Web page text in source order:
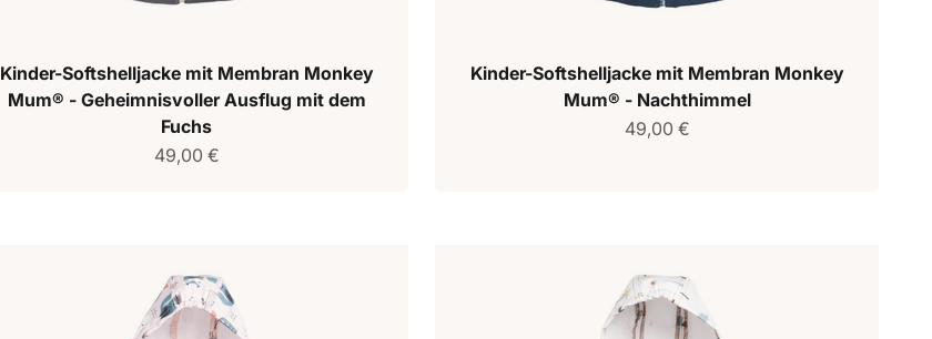
Kinder-Softshelljacke mit Membran Monkey
Mum® - Geheimnisvoller Ausflug mit dem
Fuchs
Verkaufspreis
49,00 €
Kinder-Softshelljacke mit Membran Monkey
Mum® - Nachthimmel
Verkaufspreis
49,00 €